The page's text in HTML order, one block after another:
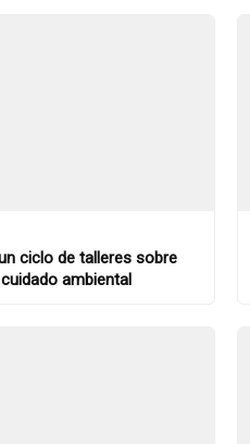
ciclo de talleres sobre
ambiental